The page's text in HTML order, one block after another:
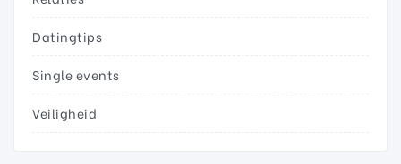
Datingtips
Single events
Veiligheid